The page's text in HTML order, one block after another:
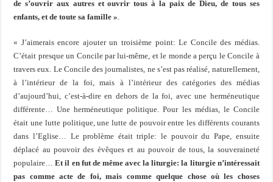
de s’ouvrir aux autres et ouvrir tous à la paix de Dieu, de tous ses
enfants, et de toute sa famille »
« J’aimerais encore ajouter un troisième point: Le Concile des médias.
C’était presque un Concile par lui-même, et le monde a perçu le Concile à
travers eux. Le Concile des journalistes, ne s’est pas réalisé, naturellement,
à l’intérieur de la foi, mais à l’intérieur des catégories des médias
d’aujourd’hui, c’est-à-dire en dehors de la foi, avec une herméneutique
différente… Une herméneutique politique. Pour les médias, le Concile
était une lutte politique, une lutte de pouvoir entre les différents courants
dans l’Eglise… Le problème était triple: le pouvoir du Pape, ensuite
déplacé au pouvoir des évêques et au pouvoir de tous, la souveraineté
populaire…
Et il en fut de même avec la liturgie: la liturgie n’intéressait
pas comme acte de foi, mais comme quelque chose où les choses